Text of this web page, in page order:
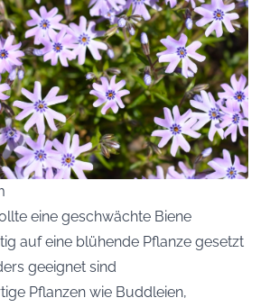
eine geschwächte Biene
auf eine blühende Pflanze gesetzt
geeignet sind
Pflanzen wie Buddleien,